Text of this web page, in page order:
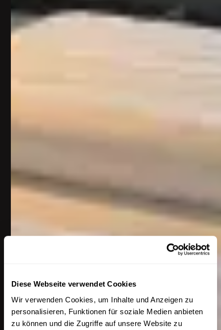
Diese Webseite verwendet Cookies
Wir verwenden Cookies, um Inhalte und Anzeigen zu
personalisieren, Funktionen für soziale Medien anbieten
zu können und die Zugriffe auf unsere Website zu